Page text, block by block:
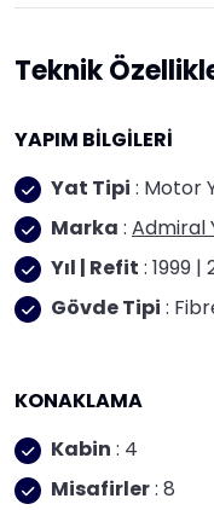
Teknik
YAPIM BİLGİLERİ
Yat Tipi : Motor
Marka : Admiral
Yıl | Refit : 1999 |
Gövde Tipi :
KONAKLAMA
Kabin : 4
Misafirler: 8